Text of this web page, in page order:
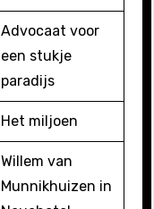
Advocaat voor
een stukje
paradijs
Het miljoen
Willem van
Munnikhuizen in